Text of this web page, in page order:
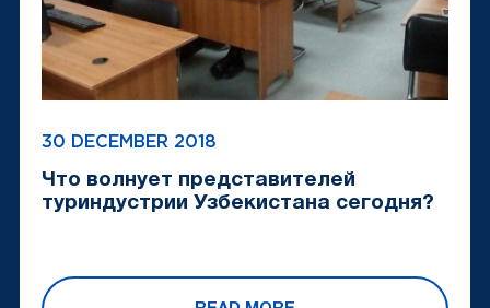
30 DECEMBER 2018
Что волнует представителей
туриндустрии Узбекистана сегодня?